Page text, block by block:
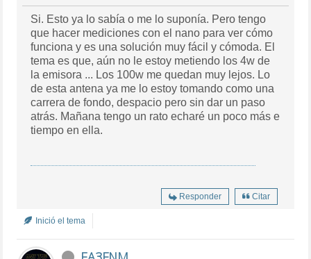
Si. Esto ya lo sabía o me lo suponía. Pero tengo
que hacer mediciones con el nano para ver cómo
funciona y es una solución muy fácil y cómoda. El
tema es que, aún no le estoy metiendo los 4w de
la emisora ... Los 100w me quedan muy lejos. Lo
de esta antena ya me lo estoy tomando como una
carrera de fondo, despacio pero sin dar un paso
atrás. Mañana tengo un rato echaré un poco más e
tiempo en ella.
Responder Citar
Inició el tema